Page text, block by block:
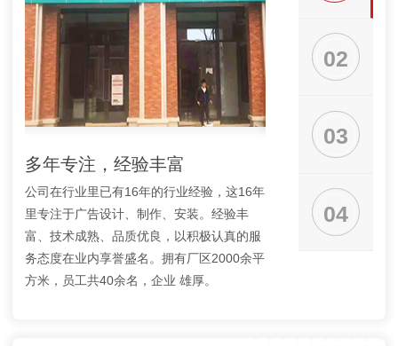
02
03
04
多年专注，经验丰富
公司在行业里已有16年的行业经验，这16年
里专注于广告设计、制作、安装。经验丰
富、技术成熟、品质优良，以积极认真的服
务态度在业内享誉盛名。拥有厂区2000余平
方米，员工共40余名，企业 雄厚。
多年专注,专注
专业的团队能够及时地
案，帮助客户在预算
牌形象展示。我们受